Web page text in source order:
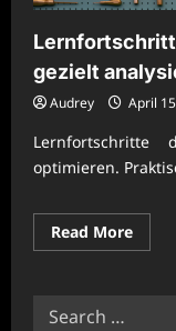
gezielt
Audrey April
Lernfortschritte
optimieren.
Read MoreRead
more
Search